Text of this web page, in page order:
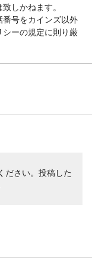
しかねます。
番号をカインズ以外
ーの規定に則り厳
ださい。投稿した